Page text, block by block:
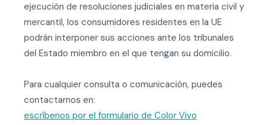
ejecución de resoluciones judiciales en materia civil y
mercantil, los consumidores residentes en la UE
podrán interponer sus acciones ante los tribunales
del Estado miembro en el que tengan su domicilio.
Para cualquier consulta o comunicación, puedes
contactarnos en:
escríbenos por el formulario de Color Vivo